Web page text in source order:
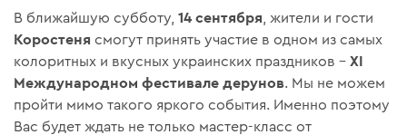
В ближайшую субботу,14 сентября , жители и гости
Коростенясмогут принять участие в одном из самых
колоритных и вкусных украинских праздников –XI
Международном фестивале дерунов. Мы не можем
пройти мимо такого яркого события. Именно поэтому
Вас будет ждать не только мастер-класс от